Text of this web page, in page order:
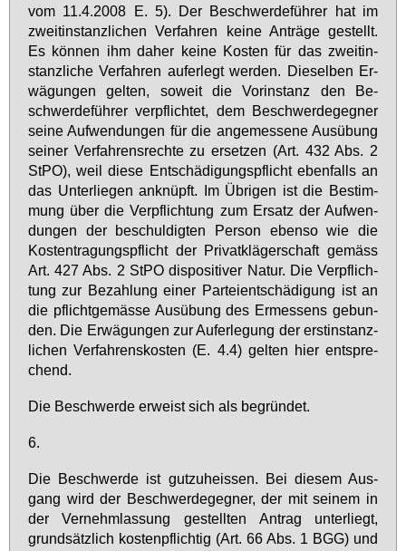
vom 11.4.2008 E. 5). Der Be­schwer­de­füh­rer hat im
zweit­in­stanz­li­chen Ver­fah­ren kei­ne An­trä­ge ge­stellt.
Es kön­nen ihm da­her kei­ne Kos­ten für das zweit­in­
stanz­li­che Ver­fah­ren auf­er­legt wer­den. Die­sel­ben Er­
wä­gun­gen gel­ten, so­weit die Vor­in­stanz den Be­
schwer­de­füh­rer ver­pflich­tet, dem Be­schwer­de­geg­ner
sei­ne Auf­wen­dun­gen für die an­ge­mes­se­ne Aus­übung
sei­ner Ver­fah­rens­rech­te zu er­set­zen (Art. 432 Abs. 2
StPO), weil die­se Ent­schä­di­gungs­pflicht eben­falls an
das Un­ter­lie­gen an­knüpft. Im Üb­ri­gen ist die Be­stim­
mung über die Ver­pflich­tung zum Er­satz der Auf­wen­
dun­gen der be­schul­dig­ten Per­son eben­so wie die
Kos­ten­tra­gungs­pflicht der Pri­vat­klä­ger­schaft ge­mäss
Art. 427 Abs. 2 StPO dis­po­si­ti­ver Na­tur. Die Ver­pflich­
tung zur Be­zah­lung ei­ner Par­tei­ent­schä­di­gung ist an
die pflicht­ge­mäs­se Aus­übung des Er­mes­sens ge­bun­
den. Die Er­wä­gun­gen zur Auf­er­le­gung der erst­in­stanz­
li­chen Ver­fah­rens­kos­ten (E. 4.4) gel­ten hier ent­spre­
chend.
Die Be­schwer­de er­weist sich als be­grün­det.
6.
Die Be­schwer­de ist gut­zu­heis­sen. Bei die­sem Aus­
gang wird der Be­schwer­de­geg­ner, der mit sei­nem in
der Ver­nehm­las­sung ge­stell­ten An­trag un­ter­liegt,
grund­sätz­lich kos­ten­pflich­tig (Art. 66 Abs. 1 BGG) und